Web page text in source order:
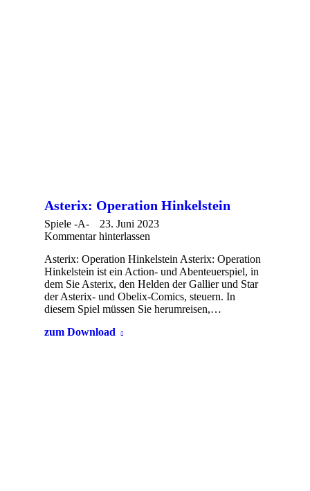
Asterix: Operation Hinkelstein
Spiele -A-
23. Juni 2023
Kommentar hinterlassen
Asterix: Operation Hinkelstein Asterix: Operation
Hinkelstein ist ein Action- und Abenteuerspiel, in
dem Sie Asterix, den Helden der Gallier und Star
der Asterix- und Obelix-Comics, steuern. In
diesem Spiel müssen Sie herumreisen,…
zum Download